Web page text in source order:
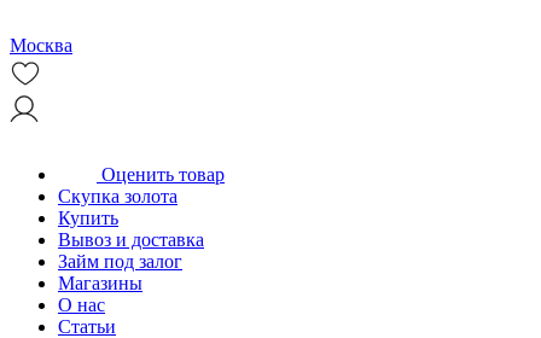
Москва
Оценить товар
Скупка золота
Купить
Вывоз и доставка
Займ под залог
Магазины
О нас
Статьи